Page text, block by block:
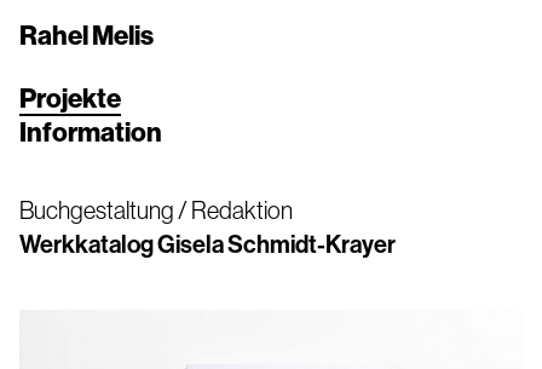
Rahel Melis
Projekte
Information
Buchgestaltung / Redaktion
Werkkatalog Gisela Schmidt-Krayer